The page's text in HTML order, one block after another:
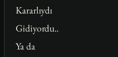
Kararlıydı
Gidiyordu..
Ya da